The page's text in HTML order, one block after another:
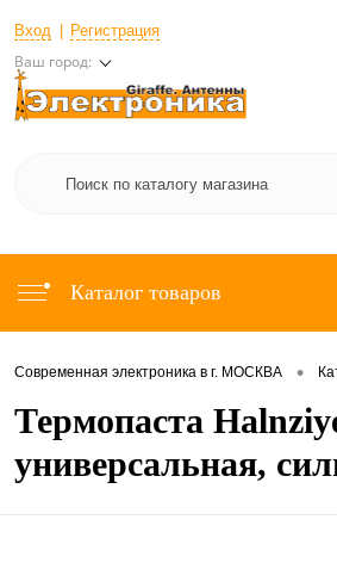
Вход Регистрация
Ваш город:
Каталог товаров
Современная электроника в г. МОСКВА •
Термопаста
универсальная,